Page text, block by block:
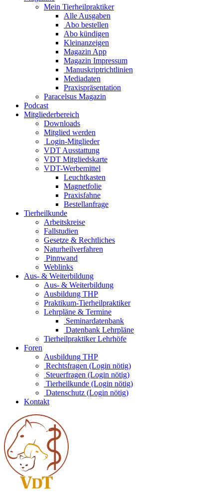
Mein Tierheilpraktiker
Alle Ausgaben
Abo bestellen
Abo kündigen
Kleinanzeigen
Magazin App
Magazin Impressum
Manuskriptrichtlinien
Mediadaten
Praxispräsentation
Paracelsus Magazin
Podcast
Mitgliederbereich
Downloads
Mitglied werden
Login-Mitglieder
VDT Ausstattung
VDT Mitgliedskarte
VDT-Werbemittel
Leuchtkasten
Magnetfolie
Praxisfahne
Bestellanfrage
Tierheilkunde
Arbeitskreise
Fallstudien
Gesetze & Rechtliches
Naturheilverfahren
Pinnwand
Weblinks
Aus- & Weiterbildung
Aus- & Weiterbildung
Ausbildung THP
Praktikum-Tierheilpraktiker
Lehrpläne & Termine
Seminardatenbank
Datenbank Lehrpläne
Tierheilpraktiker Lehrhöfe
Foren
Ausbildung THP
Rechtsfragen (Login nötig)
Steuerfragen (Login nötig)
Tierheilkunde (Login nötig)
Datenschutz (Login nötig)
Kontakt